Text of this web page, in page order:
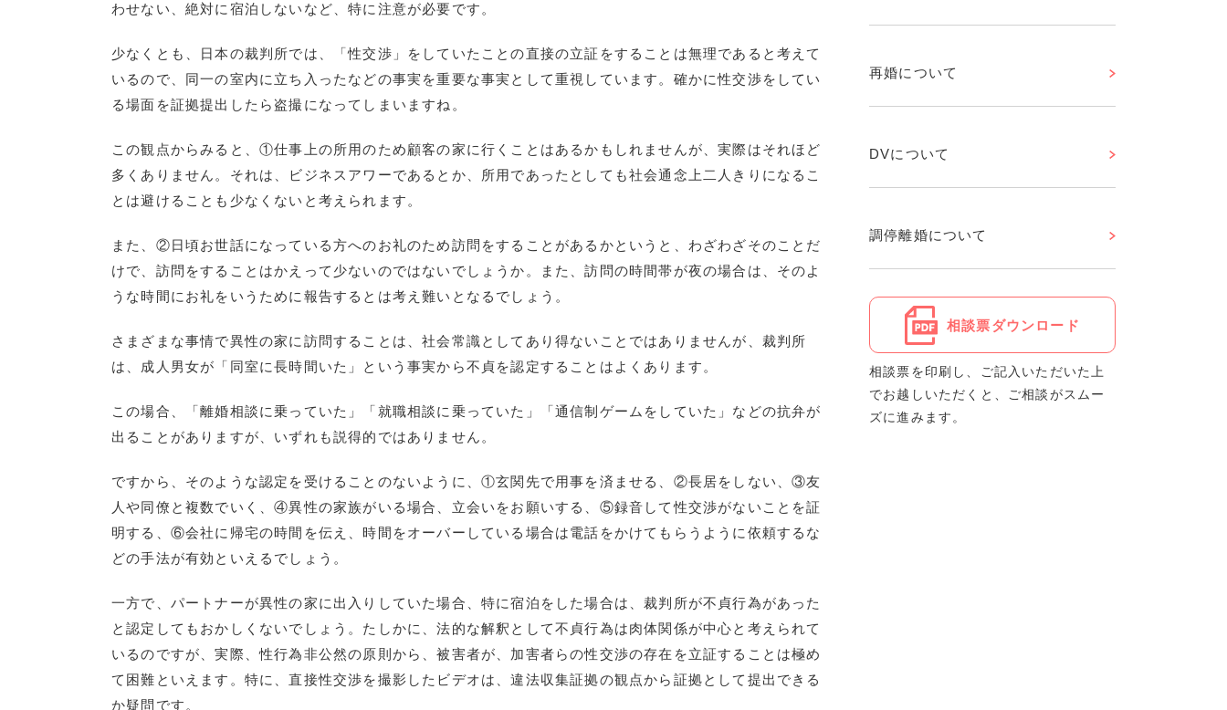
わせない、絶対に宿泊しないなど、特に注意が必要です。
少なくとも、日本の裁判所では、「性交渉」をしていたことの直接の立証をすることは無理であると考えて
いるので、同一の室内に立ち入ったなどの事実を重要な事実として重視しています。確かに性交渉をしてい
る場面を証拠提出したら盗撮になってしまいますね。
この観点からみると、①仕事上の所用のため顧客の家に行くことはあるかもしれませんが、実際はそれほど
多くありません。それは、ビジネスアワーであるとか、所用であったとしても社会通念上二人きりになるこ
とは避けることも少なくないと考えられます。
また、②日頃お世話になっている方へのお礼のため訪問をすることがあるかというと、わざわざそのことだ
けで、訪問をすることはかえって少ないのではないでしょうか。また、訪問の時間帯が夜の場合は、そのよ
うな時間にお礼をいうために報告するとは考え難いとなるでしょう。
さまざまな事情で異性の家に訪問することは、社会常識としてあり得ないことではありませんが、裁判所
は、成人男女が「同室に長時間いた」という事実から不貞を認定することはよくあります。
この場合、「離婚相談に乗っていた」「就職相談に乗っていた」「通信制ゲームをしていた」などの抗弁が
出ることがありますが、いずれも説得的ではありません。
ですから、そのような認定を受けることのないように、①玄関先で用事を済ませる、②長居をしない、③友
人や同僚と複数でいく、④異性の家族がいる場合、立会いをお願いする、⑤録音して性交渉がないことを証
明する、⑥会社に帰宅の時間を伝え、時間をオーバーしている場合は電話をかけてもらうように依頼するな
どの手法が有効といえるでしょう。
一方で、パートナーが異性の家に出入りしていた場合、特に宿泊をした場合は、裁判所が不貞行為があった
と認定してもおかしくないでしょう。たしかに、法的な解釈として不貞行為は肉体関係が中心と考えられて
いるのですが、実際、性行為非公然の原則から、被害者が、加害者らの性交渉の存在を立証することは極め
て困難といえます。特に、直接性交渉を撮影したビデオは、違法収集証拠の観点から証拠として提出できる
か疑問です。
再婚について
DVについて
調停離婚について
相談票ダウンロード
相談票を印刷し、ご記入いただいた上
でお越しいただくと、ご相談がスムー
ズに進みます。